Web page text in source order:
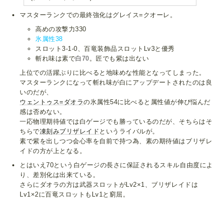
マスターランクでの最終強化はグレイス=クオーレ。
高めの攻撃力330
氷属性38
スロット3-1-0、百竜装飾品スロットLv3と優秀
斬れ味は素で白70。匠でも紫は出ない
上位での活躍ぶりに比べると地味めな性能となってしまった。
マスターランクになって斬れ味が白にアップデートされたのは良
いのだが、
ウェントゥス=ダオラの氷属性54に比べると属性値が伸び悩んだ
感は否めない。
一応物理期待値では白ゲージでも勝っているのだが、そちらはそ
ちらで凍刻みブリザレイド というライバルが。
素で紫を出しつつ会心率を自前で持つ為、素の期待値はブリザレ
イドの方が上となる。
とはいえ70という白ゲージの長さに保証されるスキル自由度によ
り、差別化は出来ている。
さらにダオラの方は武器スロットがLv2×1、ブリザレイドは
Lv1×2に百竜スロットもLv1と窮屈。